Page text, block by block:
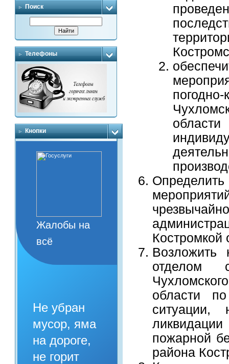
Поиск
Телефоны
Кнопки
Жалобы на
всё
Не убран
мусор, яма
на дороге,
не горит
Костромкой
Возложить
отделом
области
пожарной
района